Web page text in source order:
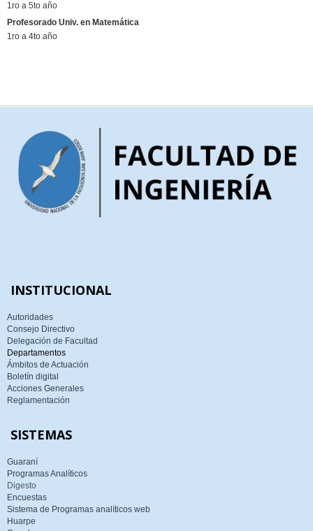
1ro a 5to año
Profesorado Univ. en Matemática
1ro a 4to año
INSTITUCIONAL
Autoridades
Consejo Directivo
Delegación de Facultad
Departamentos
Ámbitos de Actuación
Boletín digital
Acciones Generales
Reglamentación
SISTEMAS
Guaraní
Programas Analíticos
Digesto
Encuestas
Sistema de Programas analíticos web
Huarpe